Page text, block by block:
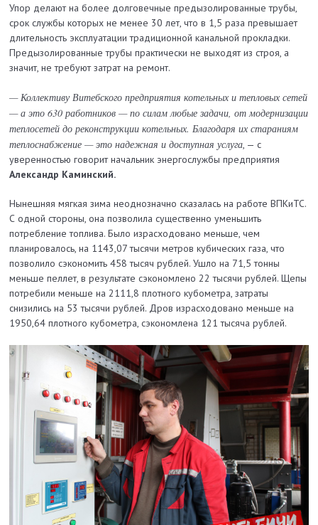
Упор делают на более долговечные предызолированные трубы,
срок службы которых не менее 30 лет, что в 1,5 раза превышает
длительность эксплуатации традиционной канальной прокладки.
Предызолированные трубы практически не выходят из строя, а
значит, не требуют затрат на ремонт.
— Коллективу Витебского предприятия котельных и тепловых сетей
— а это 630 работников — по силам любые задачи, от модернизации
теплосетей до реконструкции котельных. Благодаря их стараниям
теплоснабжение — это надежная и доступная услуга, — с
уверенностью говорит начальник энергослужбы предприятия
Александр Камин­ский.
Нынешняя мягкая зима неоднозначно сказалась на работе ВПКиТС.
С одной стороны, она позволила существенно уменьшить
потребление топлива. Было израсходовано меньше, чем
планировалось, на 1143,07 тысячи метров кубических газа, что
позволило сэкономить 458 тысяч рублей. Ушло на 71,5 тонны
меньше пеллет, в результате сэкономлено 22 тысячи рублей. Щепы
потребили меньше на 2111,8 плотного кубометра, затраты
снизились на 53 тысячи рублей. Дров израсходовано меньше на
1950,64 плотного кубометра, сэкономлена 121 тысяча рублей.